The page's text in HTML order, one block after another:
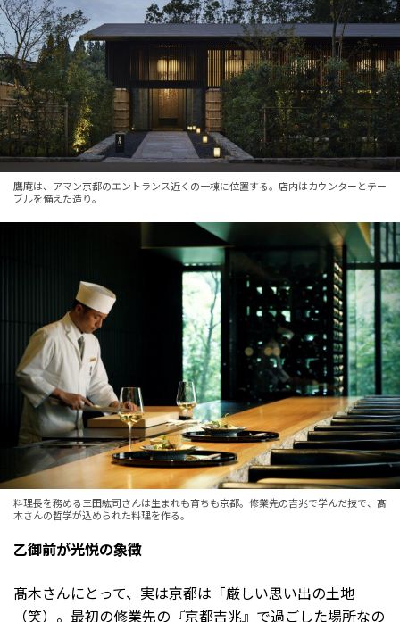
鷹庵は、アマン京都のエントランス近くの一棟に位置する。店内はカウンターとテー
ブルを備えた造り。
料理長を務める三田紘司さんは生まれも育ちも京都。修業先の吉兆で学んだ技で、髙
木さんの哲学が込められた料理を作る。
乙御前が光悦の象徴
髙木さんにとって、実は京都は「厳しい思い出の土地
（笑）。最初の修業先の『京都吉兆』で過ごした場所なの